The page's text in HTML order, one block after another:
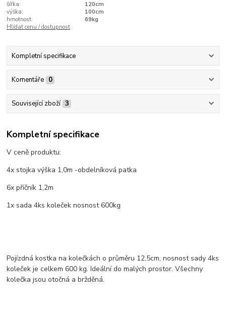
šířka:
120cm
výška:
100cm
hmotnost:
69kg
Hlídat cenu / dostupnost
Kompletní specifikace
Komentáře 0
Související zboží 3
Kompletní specifikace
V ceně produktu:
4x stojka výška 1,0m -obdelníková patka
6x příčník 1,2m
1x sada 4ks koleček nosnost 600kg
Pojízdná kostka na kolečkách o průměru 12,5cm, nosnost sady 4ks
koleček je celkem 600 kg. Ideální do malých prostor. Všechny
kolečka jsou otočná a bržděná.